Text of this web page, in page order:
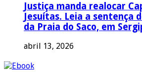
Justiça manda realocar
Jesuítas. Leia a sentença
da Praia do Saco, em
abril 13, 2026